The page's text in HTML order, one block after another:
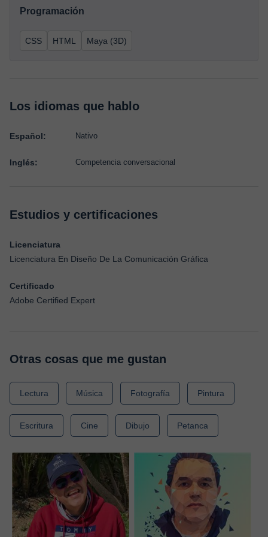
Programación
CSS HTML Maya (3D)
Los idiomas que hablo
Español: Nativo
Inglés: Competencia conversacional
Estudios y certificaciones
Licenciatura
Licenciatura En Diseño De La Comunicación Gráfica
Certificado
Adobe Certified Expert
Otras cosas que me gustan
Lectura Música Fotografía Pintura
Escritura Cine Dibujo Petanca